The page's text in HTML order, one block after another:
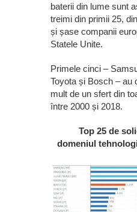
baterii din lume sunt
treimi din primii 25,
și șase companii
Statele Unite.
Primele cinci –
Toyota și Bosch – au
mult de un sfert din
între 2000 și 2018.
Top 25 de
domeniul